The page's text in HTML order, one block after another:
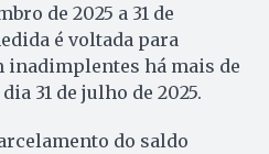
de 2025 a 31 de
é voltada para
inadimplentes há mais de
31 de julho de 2025.
do saldo